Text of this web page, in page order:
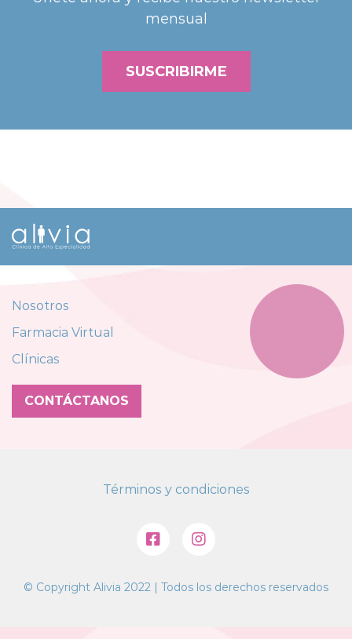
mensual
SUSCRIBIRME
Nosotros
Farmacia Virtual
Clínicas
CONTÁCTANOS
Términos y condiciones
© Copyright Alivia 2022 | Todos los derechos reservados